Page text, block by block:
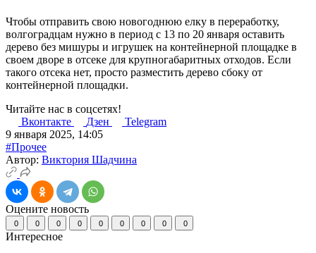
Чтобы отправить свою новогоднюю елку в переработку,
волгоградцам нужно в период с 13 по 20 января оставить
дерево без мишуры и игрушек на контейнерной площадке в
своем дворе в отсеке для крупногабаритных отходов. Если
такого отсека нет, просто разместить дерево сбоку от
контейнерной площадки.
Читайте нас в соцсетях!
Вконтакте
Дзен
Telegram
9 января 2025, 14:05
#Прочее
Автор: Виктория Шадчина
Оцените новость
0 0 0 0 0 0 0 0 0
Интересное